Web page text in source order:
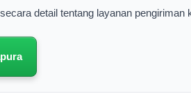
detail tentang layanan pengiriman